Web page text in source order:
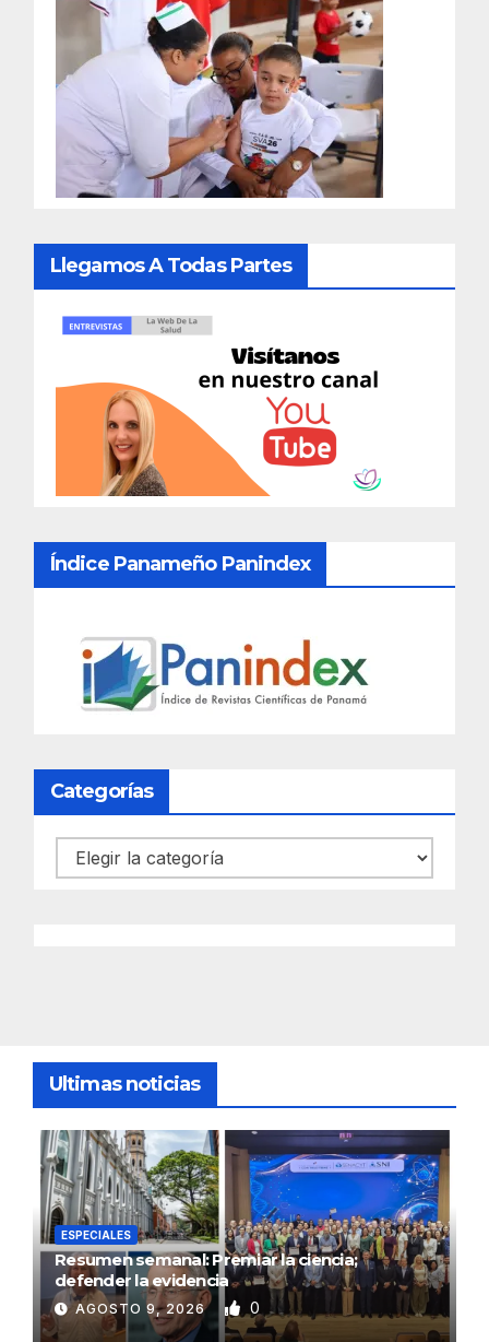
Llegamos A Todas Partes
Índice Panameño Panindex
Categorías
Categorías
Ultimas noticias
ESPECIALES
Resumen semanal: Premiar la ciencia;
defender la evidencia
AGOSTO 9, 2026 0